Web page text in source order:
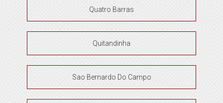
Quatro Barras
Quitandinha
Sao Bernardo Do Campo